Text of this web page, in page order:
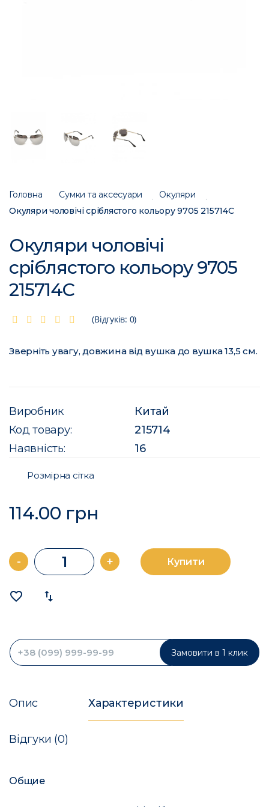
Головна Сумки та аксесуари
Окуляри
Окуляри чоловічі сріблястого кольору 9705 215714C
Окуляри чоловічі
сріблястого кольору 9705
215714C
(Відгуків: 0)
Зверніть увагу, довжина від вушка до вушка 13,5 см.
Виробник
Китай
Код товару:
215714
Наявність:
16
Розмірна сітка
114.00 грн
- + Купити
favorite_border import_export
Замовити в 1 клик
Опис Характеристики
Відгуки (0)
Общие